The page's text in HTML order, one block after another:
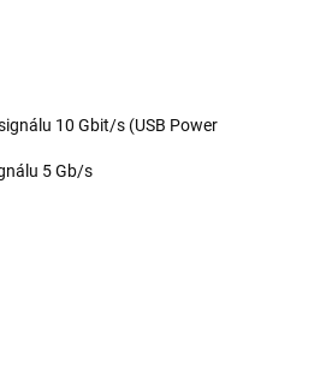
10 Gbit/s (USB Power
5 Gb/s